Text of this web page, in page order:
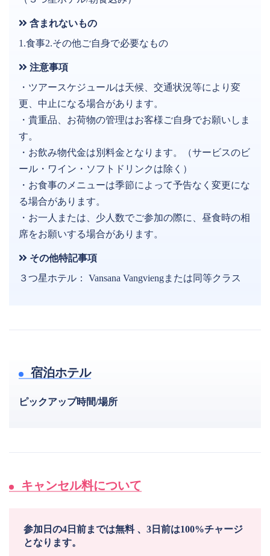
含まれないもの
1.食事2.その他ご自身で必要なもの
注意事項
・ツアースケジュールは天候、交通状況等により変
更、中止になる場合があります。
・貴重品、お荷物の管理はお客様ご自身でお願いしま
す。
・お飲み物代金は別料金となります。（サービスのビ
ール・ワイン・ソフトドリンクは除く）
・お食事のメニューは季節によって予告なく変更にな
る場合があります。
・お一人または、少人数でご参加の際に、昼食時の相
席をお願いする場合があります。
その他特記事項
３つ星ホテル： Vansana Vangviengまたは同等クラス
宿泊ホテル
ピックアップ時間/場所
キャンセル料について
参加日の4日前までは無料 、3日前は100%チャージ
となります。